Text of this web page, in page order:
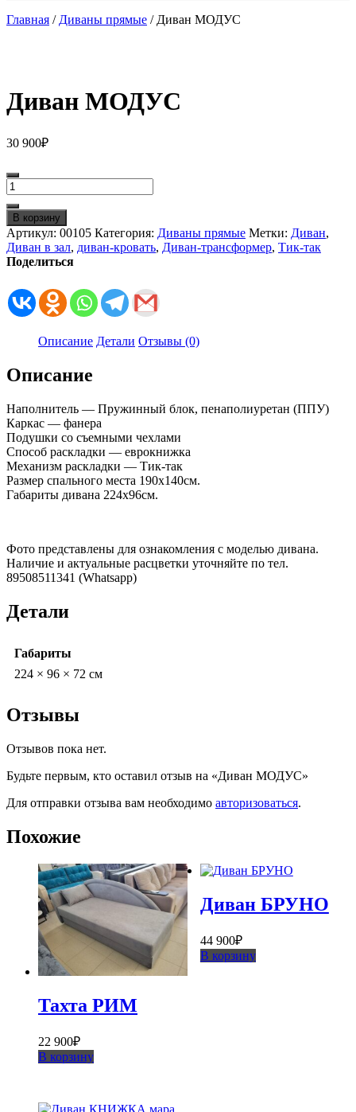
Главная / Диваны прямые / Диван МОДУС
Диван МОДУС
30 900₽
Количество
товара
Диван
МОДУС
В корзину
Артикул: 00105 Категория: Диваны прямые Метки: Диван,
Диван в зал, диван-кровать, Диван-трансформер, Тик-так
Поделиться
Описание Детали Отзывы (0)
Описание
Наполнитель — Пружинный блок, пенаполиуретан (ППУ)
Каркас — фанера
Подушки со съемными чехлами
Способ раскладки — еврокнижка
Механизм раскладки — Тик-так
Размер спального места 190х140см.
Габариты дивана 224х96см.
Фото представлены для ознакомления с моделью дивана.
Наличие и актуальные расцветки уточняйте по тел.
89508511341 (Whatsapp)
Детали
Габариты
224 × 96 × 72 см
Отзывы
Отзывов пока нет.
Будьте первым, кто оставил отзыв на «Диван МОДУС»
Для отправки отзыва вам необходимо авторизоваться.
Похожие
Тахта РИМ
22 900₽
В корзину
Диван БРУНО
44 900₽
В корзину